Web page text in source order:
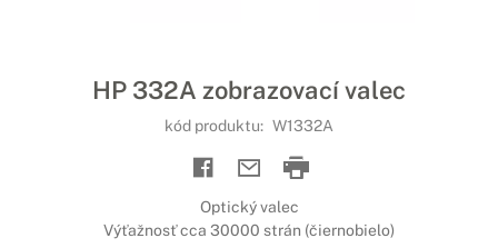
HP 332A zobrazovací valec
kód produktu: W1332A
Optický valec
Výťažnosť cca 30000 strán (čiernobielo)